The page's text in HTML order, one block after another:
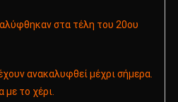
στα τέλη του 20ου
ανακαλυφθεί μέχρι σήμερα.
με το χέρι.